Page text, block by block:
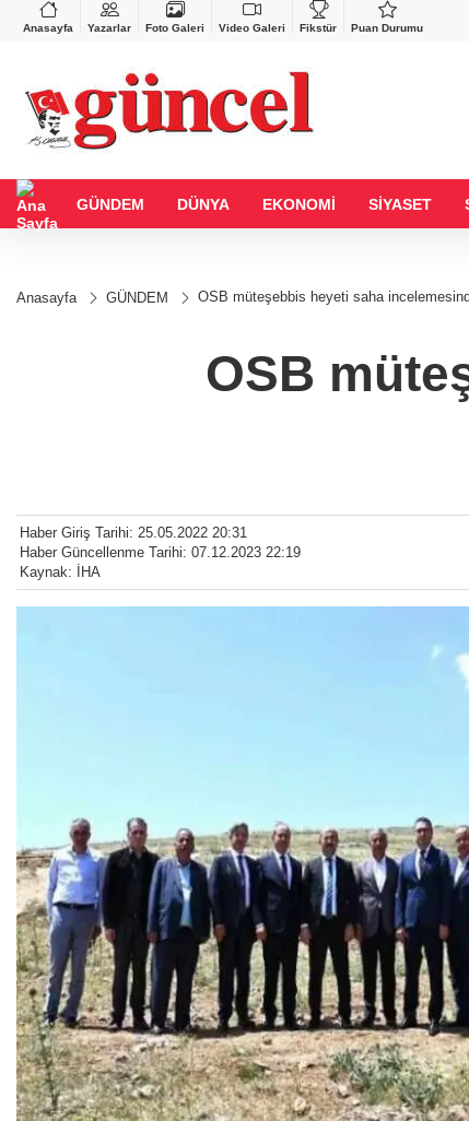
Anasayfa Yazarlar Foto Galeri Video Galeri Fikstür Puan Durumu
%0,37
VND
0,0018
%0,22
GAU/TRY
6.544,31
GÜNDEM DÜNYA EKONOMİ SİYASET
Anasayfa GÜNDEM OSB müteşebbis heyeti saha
OSB
Haber Giriş Tarihi: 25.05.2022 20:31
Haber Güncellenme Tarihi: 07.12.2023 22:19
Kaynak: İHA